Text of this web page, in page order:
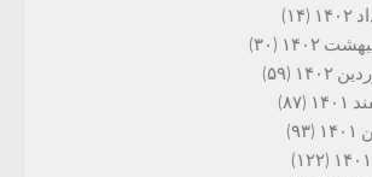
(۱۴)
۱۴۰۲
(۳۰)
۱۴۰۲
(۵۹)
(۸۷)
(۹۳)
(۱۲۲)